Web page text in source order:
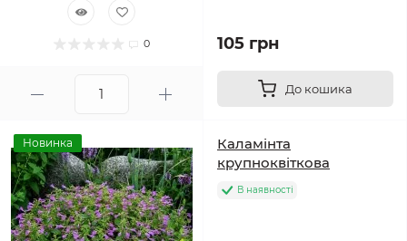
0 105 грн
До кошика
Новинка
Каламінта
крупноквіткова
В наявності